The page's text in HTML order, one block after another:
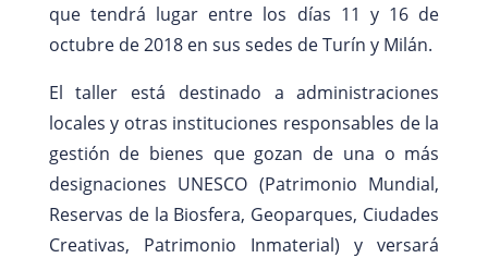
que tendrá lugar entre los días 11 y 16 de
octubre de 2018 en sus sedes de Turín y Milán.
El taller está destinado a administraciones
locales y otras instituciones responsables de la
gestión de bienes que gozan de una o más
designaciones UNESCO (Patrimonio Mundial,
Reservas de la Biosfera, Geoparques, Ciudades
Creativas, Patrimonio Inmaterial) y versará